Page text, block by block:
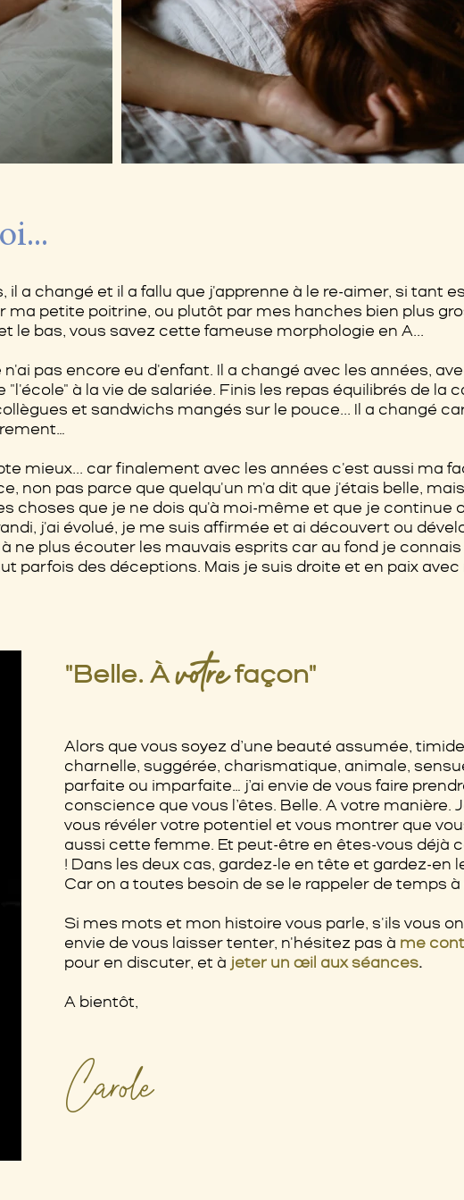
a changé et il a fallu que j'apprenne à le re-aimer, si tant
ma petite poitrine, ou plutôt par mes hanches bien plus
le bas, vous savez cette fameuse morphologie en A...
pas encore eu d'enfant. Il a changé avec les années,
à la vie de salariée. Finis les repas équilibrés de la
et sandwichs mangés sur le pouce... Il a changé
mieux... car finalement avec les années c'est aussi ma
non pas parce que quelqu'un m'a dit que j'étais belle,
choses que je ne dois qu'à moi-même et que je continue
j'ai évolué, je me suis affirmée et ai découvert ou
ne plus écouter les mauvais esprits car au fond je connais
parfois des déceptions. Mais je suis droite et en paix
"Belle. Àvotrefaçon"
Alors que vous soyez d’une beauté assumée,
charnelle, suggérée, charismatique, animale,
parfaite ou imparfaite… j’ai envie de vous faire
conscience que vous l’êtes. Belle. A votre manière.
vous révéler votre potentiel et vous montrer que
aussi cette femme. Et peut-être en êtes-vous déjà
! Dans les deux cas, gardez-le en tête et gardez-en
Car on a toutes besoin de se le rappeler de temps à
Si mes mots et mon histoire vous parle, s'ils vous
envie de vous laisser tenter, n'hésitez pas à me
pour en discuter, et à jeter un œil aux séances.
A bientôt,
Carole